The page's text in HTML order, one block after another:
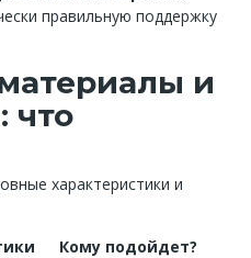
правильную поддержку
и
что
характеристики и
Кому подойдет?